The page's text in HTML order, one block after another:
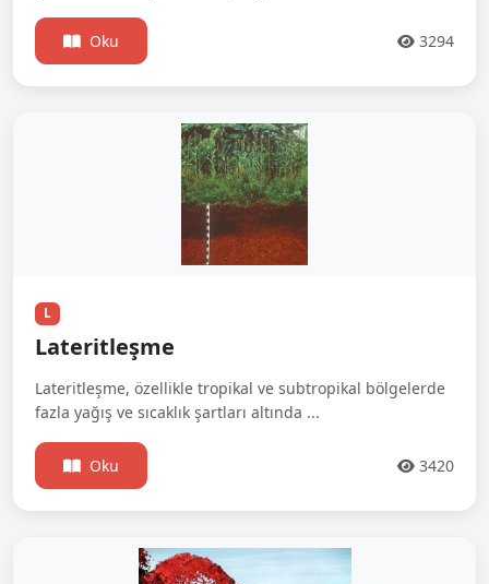
Oku 3294
L
Lateritleşme
Lateritleşme, özellikle tropikal ve subtropikal bölgelerde
fazla yağış ve sıcaklık şartları altında ...
Oku 3420